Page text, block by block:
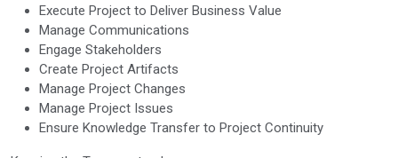
Execute Project to Deliver Business Value
Manage Communications
Engage Stakeholders
Create Project Artifacts
Manage Project Changes
Manage Project Issues
Ensure Knowledge Transfer to Project Continuity